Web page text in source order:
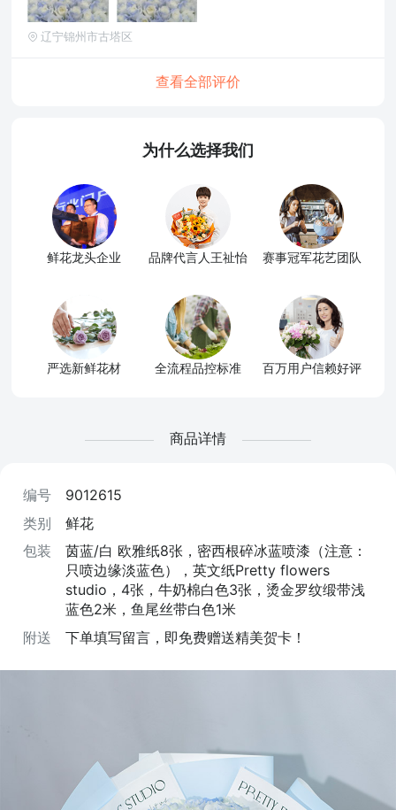
辽宁锦州市古塔区
查看全部评价
为什么选择我们
鲜花龙头企业 品牌代言人王祉怡 赛事冠军花艺团队
严选新鲜花材 全流程品控标准 百万用户信赖好评
商品详情
编号
9012615
类别
鲜花
包装
茵蓝/白 欧雅纸8张，密西根碎冰蓝喷漆（注意：
只喷边缘淡蓝色），英文纸Pretty flowers
studio，4张，牛奶棉白色3张，烫金罗纹缎带浅
蓝色2米，鱼尾丝带白色1米
附送
下单填写留言，即免费赠送精美贺卡！